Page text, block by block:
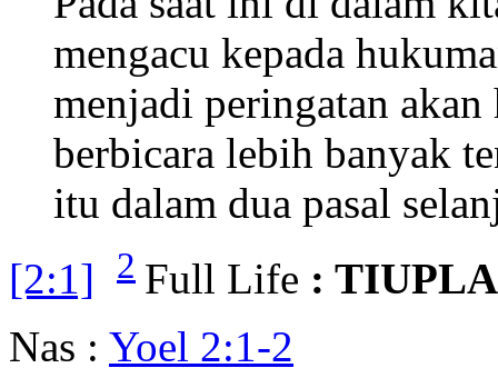
mengacu kepada
menjadi peringatan
berbicara lebih banyak
itu dalam dua pasal
[2:1]
2 Full Life :
Nas : Yoel 2:1-2